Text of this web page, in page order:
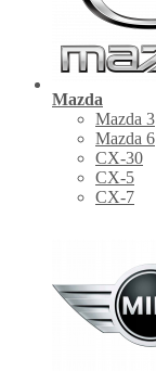
Mazda
Mazda 3
Mazda 6
CX-30
СХ-5
CX-7